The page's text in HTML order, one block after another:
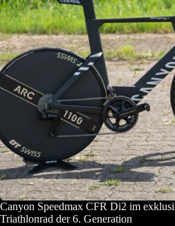
Canyon Speedmax CFR Di2 im
Triathlonrad der 6. Generation